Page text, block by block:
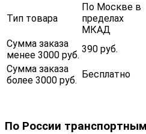
Тип товара
По Москве в
пределах
МКАД
Сумма заказа
менее 3000 руб.
390 руб.
Сумма заказа
более 3000 руб.
Бесплатно
По России